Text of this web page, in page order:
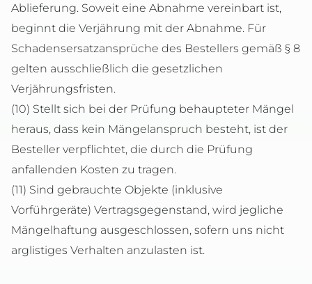
Ablieferung. Soweit eine Abnahme vereinbart ist,
beginnt die Verjährung mit der Abnahme. Für
Schadensersatzansprüche des Bestellers gemäß § 8
gelten ausschließlich die gesetzlichen
Verjährungsfristen.
(10) Stellt sich bei der Prüfung behaupteter Mängel
heraus, dass kein Mängelanspruch besteht, ist der
Besteller verpflichtet, die durch die Prüfung
anfallenden Kosten zu tragen.
(11) Sind gebrauchte Objekte (inklusive
Vorführgeräte) Vertragsgegenstand, wird jegliche
Mängelhaftung ausgeschlossen, sofern uns nicht
arglistiges Verhalten anzulasten ist.